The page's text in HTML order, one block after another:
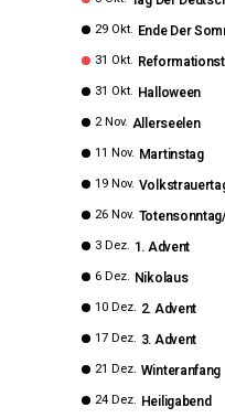
29 Okt. Ende Der
31 Okt.
31 Okt. Halloween
2 Nov. Allerseelen
11 Nov. Martinstag
19 Nov.
26 Nov.
3 Dez. 1. Advent
6 Dez. Nikolaus
10 Dez. 2. Advent
17 Dez. 3. Advent
21 Dez. Winteranfang
24 Dez. Heiligabend